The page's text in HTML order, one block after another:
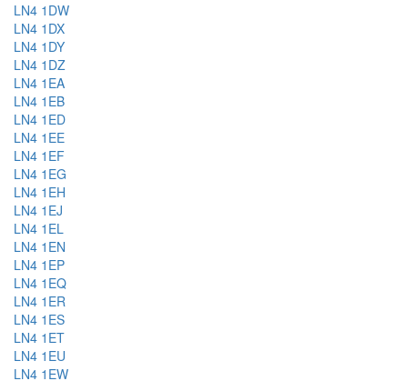
LN4 1DW
LN4 1DX
LN4 1DY
LN4 1DZ
LN4 1EA
LN4 1EB
LN4 1ED
LN4 1EE
LN4 1EF
LN4 1EG
LN4 1EH
LN4 1EJ
LN4 1EL
LN4 1EN
LN4 1EP
LN4 1EQ
LN4 1ER
LN4 1ES
LN4 1ET
LN4 1EU
LN4 1EW